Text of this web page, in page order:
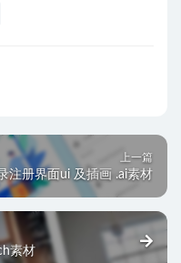
上一篇
注册界面ui 及插画 .ai素材
素材